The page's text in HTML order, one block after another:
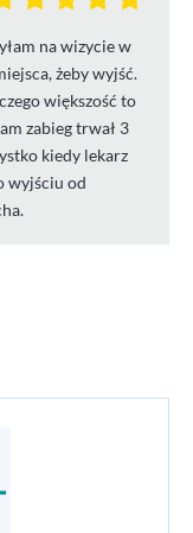
na wizycie w
żeby wyjść.
większość to
zabieg trwał 3
kiedy lekarz
wyjściu od